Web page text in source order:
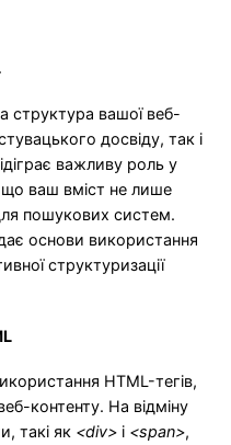
структура вашої веб-
досвіду, так і
важливу роль у
ваш вміст не лише
пошукових систем.
основи використання
структуризації
HTML-тегів,
контенту. На відміну
такі як <div> і <span>,